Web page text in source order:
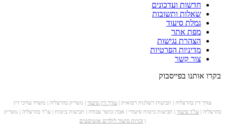
חדשות ועדכונים
שאלות ותשובות
גמלת סיעוד
מפת אתר
הצהרת נגישות
מדיניות הפרטיות
צור קשר
בקרו אותנו בפייסבוק
עורך דין בהרצליה | תביעות רשלנות רפואית | עורך דין סיעוד | נוטריון בהרצליה | משרד עורכי דין
בהרצליה | עו"ד סיעוד | תביעות ביטוח סיעודי | אבדן כושר עבודה | תביעות ביטוח | עו"ד בהרצליה | נוטריון
| זכויות סיעוד לילדים אוטיסטים